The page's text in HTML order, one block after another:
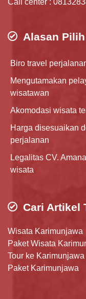
Call center :
Alasan
Biro travel
Mengutamakan
wisatawan
Akomodasi wisata
Harga disesuaikan
perjalanan
Legalitas CV.
wisata
Cari Artikel
Wisata Karimunjawa
Paket Wisata
Tour ke Karimunjawa
Paket Karimunjawa